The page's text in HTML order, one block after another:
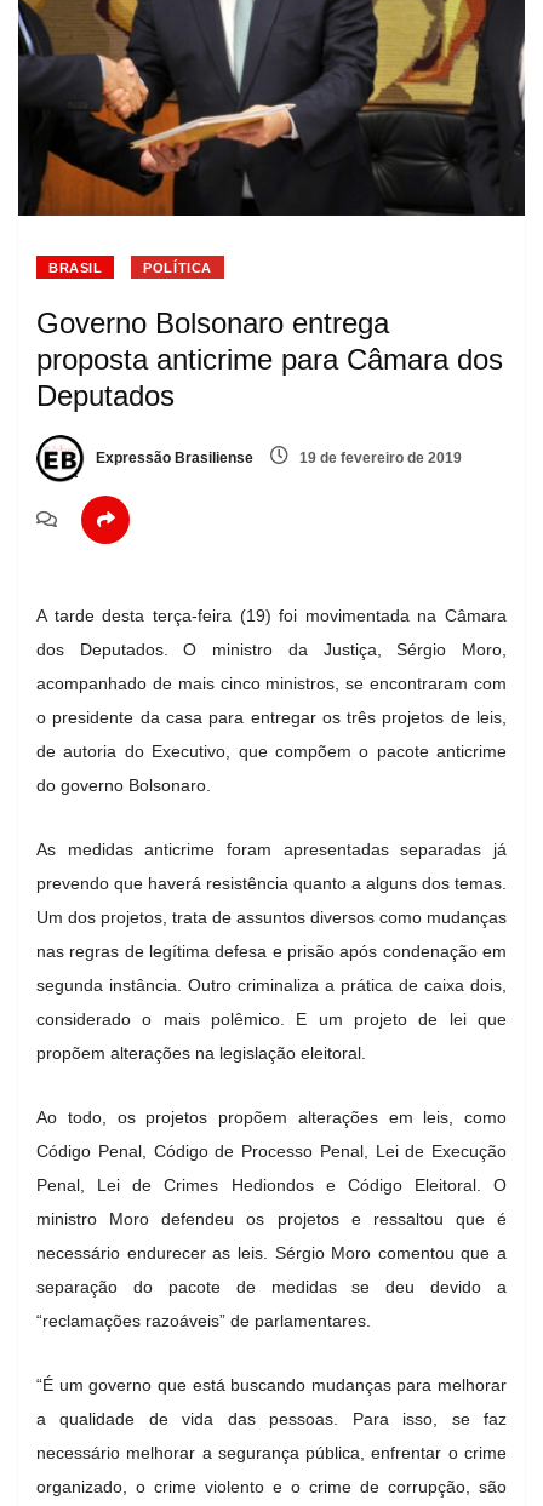
BRASIL POLÍTICA
Governo Bolsonaro entrega
proposta anticrime para Câmara dos
Deputados
Expressão Brasiliense 19 de fevereiro de 2019
A tarde desta terça-feira (19) foi movimentada na Câmara
dos Deputados. O ministro da Justiça, Sérgio Moro,
acompanhado de mais cinco ministros, se encontraram com
o presidente da casa para entregar os três projetos de leis,
de autoria do Executivo, que compõem o pacote anticrime
do governo Bolsonaro.
As medidas anticrime foram apresentadas separadas já
prevendo que haverá resistência quanto a alguns dos temas.
Um dos projetos, trata de assuntos diversos como mudanças
nas regras de legítima defesa e prisão após condenação em
segunda instância. Outro criminaliza a prática de caixa dois,
considerado o mais polêmico. E um projeto de lei que
propõem alterações na legislação eleitoral.
Ao todo, os projetos propõem alterações em leis, como
Código Penal, Código de Processo Penal, Lei de Execução
Penal, Lei de Crimes Hediondos e Código Eleitoral. O
ministro Moro defendeu os projetos e ressaltou que é
necessário endurecer as leis. Sérgio Moro comentou que a
separação do pacote de medidas se deu devido a
“reclamações razoáveis” de parlamentares.
“É um governo que está buscando mudanças para melhorar
a qualidade de vida das pessoas. Para isso, se faz
necessário melhorar a segurança pública, enfrentar o crime
organizado, o crime violento e o crime de corrupção, são